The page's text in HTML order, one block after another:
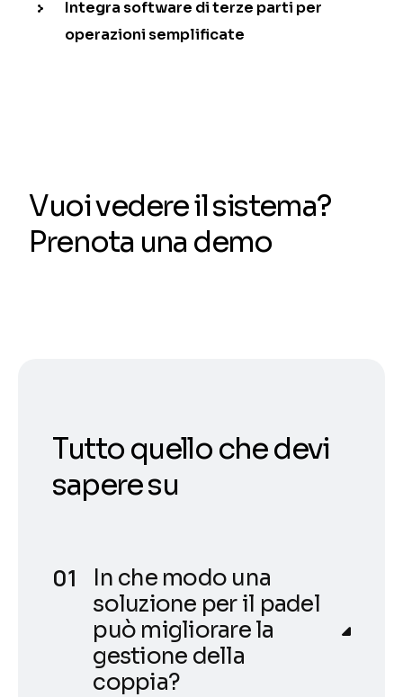
Integra software di terze parti per
operazioni semplificate
Vuoi vedere il sistema?
Prenota una demo
Tutto quello che devi
sapere su
In che modo una
soluzione per il padel
può migliorare la
gestione della
coppia?